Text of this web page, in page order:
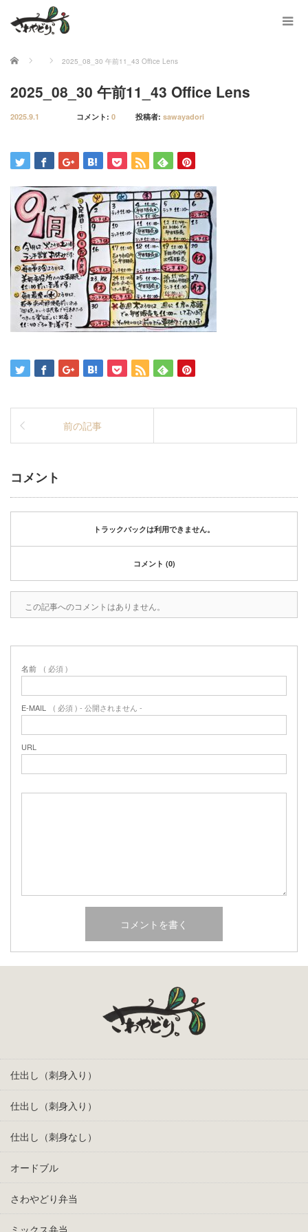
ホーム 2025_08_30 午前11_43 Office Lens
2025_08_30 午前11_43 Office Lens
2025.9.1 コメント: 0 投稿者: sawayadori
前の記事
コメント
トラックバックは利用できません。
コメント (0)
この記事へのコメントはありません。
名前 ( 必須 )
E-MAIL ( 必須 ) - 公開されません -
URL
仕出し（刺身入り）
仕出し（刺身入り）
仕出し（刺身なし）
オードブル
さわやどり弁当